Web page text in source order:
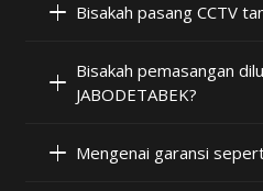
Bisakah pasang CCTV
Bisakah pemasangan
JABODETABEK?
Mengenai garansi